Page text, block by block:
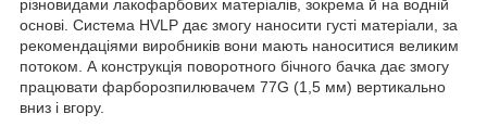
різновидами лакофарбових матеріалів, зокрема й на водній
основі. Система HVLP дає змогу наносити густі матеріали, за
рекомендаціями виробників вони мають наноситися великим
потоком. А конструкція поворотного бічного бачка дає змогу
працювати фарборозпилювачем 77G (1,5 мм) вертикально
вниз і вгору.